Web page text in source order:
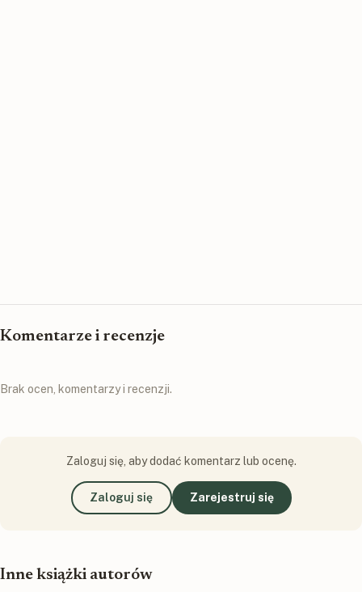
Komentarze i recenzje
Brak ocen, komentarzy i recenzji.
Zaloguj się, aby dodać komentarz lub ocenę.
Zaloguj się Zarejestruj się
Inne książki autorów